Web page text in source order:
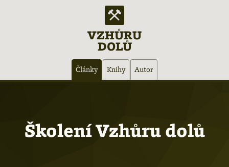
VZHŮRU
DOLŮ
Články Knihy Autor
Školení Vzhůru dolů